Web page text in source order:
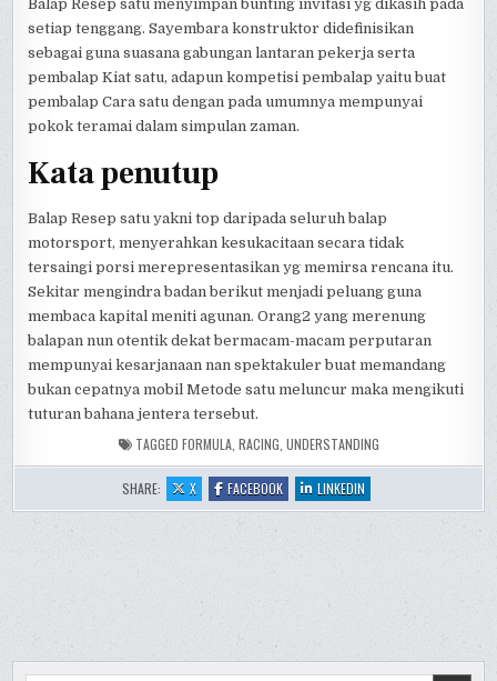
Balap Resep satu menyimpan bunting invitasi yg dikasih pada
setiap tenggang. Sayembara konstruktor didefinisikan
sebagai guna suasana gabungan lantaran pekerja serta
pembalap Kiat satu, adapun kompetisi pembalap yaitu buat
pembalap Cara satu dengan pada umumnya mempunyai
pokok teramai dalam simpulan zaman.
Kata penutup
Balap Resep satu yakni top daripada seluruh balap
motorsport, menyerahkan kesukacitaan secara tidak
tersaingi porsi merepresentasikan yg memirsa rencana itu.
Sekitar mengindra badan berikut menjadi peluang guna
membaca kapital meniti agunan. Orang2 yang merenung
balapan nun otentik dekat bermacam-macam perputaran
mempunyai kesarjanaan nan spektakuler buat memandang
bukan cepatnya mobil Metode satu meluncur maka mengikuti
tuturan bahana jentera tersebut.
TAGGED FORMULA, RACING, UNDERSTANDING
SHARE: X:
UNDERSTANDING
FORMULA
FACEBOOK:
UNDERSTANDING
FORMULA
LINKEDIN
UNDERSTANDING
FORMULA